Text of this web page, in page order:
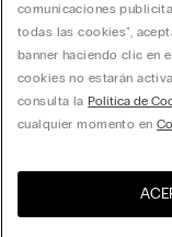
Empresa
FRANCHISING CALZEDONIA
comunicaciones
todas las cookies",
banner haciendo clic en
cookies no estarán
consulta laPolítica de
cualquier momento en